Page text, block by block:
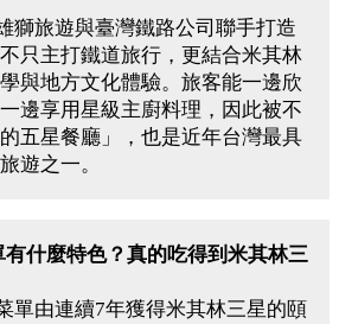
獅旅遊與臺灣鐵路公司 聯手打造
只主打鐵道旅行，更結合米其林
與地方文化體驗。旅客能一邊欣
邊享用星級主廚料理，因此被不
五星餐廳」，也是近年台灣最具
遊之一。
什麼特色？真的吃得到米其林三
單由連續7年獲得米其林三星的頤